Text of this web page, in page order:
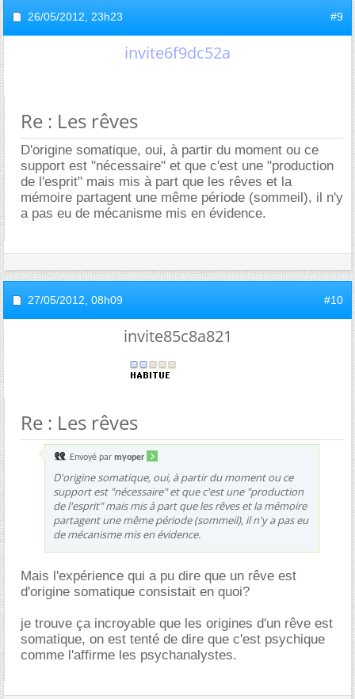
26/05/2012, 23h23 #9
invite6f9dc52a
Re : Les rêves
D'origine somatique, oui, à partir du moment ou ce
support est "nécessaire" et que c'est une "production
de l'esprit" mais mis à part que les rêves et la
mémoire partagent une même période (sommeil), il n'y
a pas eu de mécanisme mis en évidence.
27/05/2012, 08h09 #10
invite85c8a821
Re : Les rêves
Envoyé par myoper
D'origine somatique, oui, à partir du moment ou ce
support est "nécessaire" et que c'est une "production
de l'esprit" mais mis à part que les rêves et la mémoire
partagent une même période (sommeil), il n'y a pas eu
de mécanisme mis en évidence.
Mais l'expérience qui a pu dire que un rêve est
d'origine somatique consistait en quoi?
je trouve ça incroyable que les origines d'un rêve est
somatique, on est tenté de dire que c'est psychique
comme l'affirme les psychanalystes.